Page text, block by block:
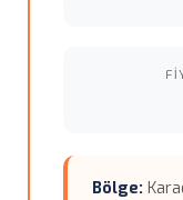
Bölge: